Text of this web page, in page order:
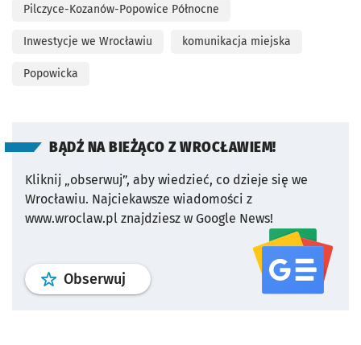
Pilczyce-Kozanów-Popowice Północne
Inwestycje we Wrocławiu komunikacja miejska
Popowicka
BĄDŹ NA BIEŻĄCO Z WROCŁAWIEM!
Kliknij „obserwuj”, aby wiedzieć, co dzieje się we
Wrocławiu. Najciekawsze wiadomości z
www.wroclaw.pl znajdziesz w Google News!
Obserwuj profil serwisu